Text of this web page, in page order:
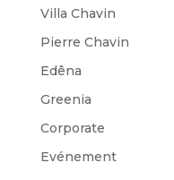
Villa Chavin
Pierre Chavin
Edêna
Greenia
Corporate
Evénement